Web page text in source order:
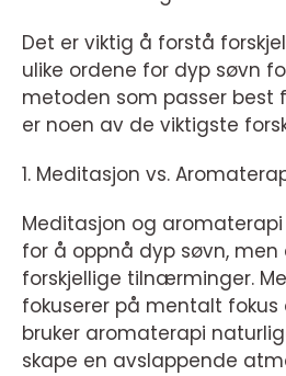
Det er viktig å forstå
ulike ordene for dyp søvn
metoden som passer best
er noen av de viktigste
1. Meditasjon vs.
Meditasjon og
for å oppnå dyp søvn, men
forskjellige tilnærminger.
fokuserer på mentalt fokus
bruker aromaterapi
skape en avslappende